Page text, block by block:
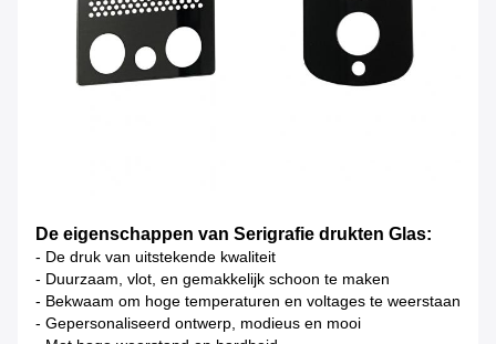
De eigenschappen van Serigrafie drukten Glas:
- De druk van uitstekende kwaliteit
- Duurzaam, vlot, en gemakkelijk schoon te maken
- Bekwaam om hoge temperaturen en voltages te weerstaan
- Gepersonaliseerd ontwerp, modieus en mooi